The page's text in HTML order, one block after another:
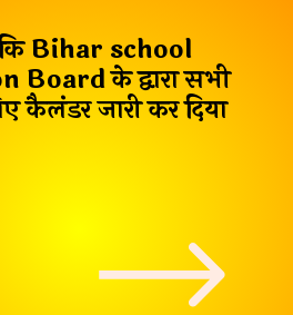
Bihar school
Boardके द्वारा सभी
कैलंडर जारी कर दिया